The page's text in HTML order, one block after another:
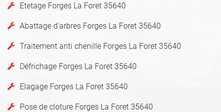
Etetage Forges La Foret 35640
Abattage d'arbres Forges La Foret 35640
Traitement anti chenille Forges La Foret 35640
Défrichage Forges La Foret 35640
Elagage Forges La Foret 35640
Pose de cloture Forges La Foret 35640